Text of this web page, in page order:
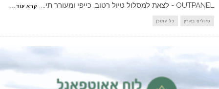
OUTPANEL - לצאת למסלול טיול רטוב, כייפי ומעורר תי
... קרא עוד...
טיולים בארץ כל התוכן